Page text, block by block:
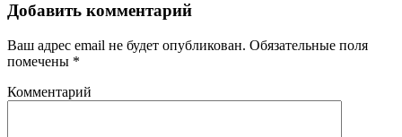
Добавить комментарий
Ваш адрес email не будет опубликован. Обязательные поля
помечены *
Комментарий